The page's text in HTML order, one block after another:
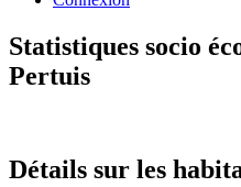
Statistiques socio
Pertuis
Détails sur les